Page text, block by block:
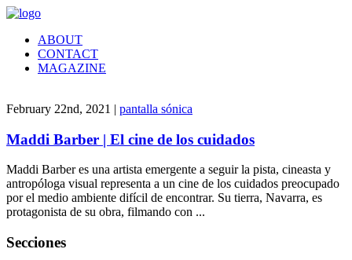
ABOUT
CONTACT
MAGAZINE
February 22nd, 2021 | pantalla sónica
Maddi Barber | El cine de los cuidados
Maddi Barber es una artista emergente a seguir la pista, cineasta y
antropóloga visual representa a un cine de los cuidados preocupado
por el medio ambiente difícil de encontrar. Su tierra, Navarra, es
protagonista de su obra, filmando con ...
Secciones